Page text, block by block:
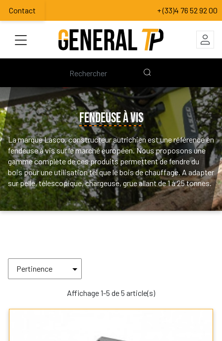
Contact + (33)4 76 52 92 00
FENDEUSE À VIS
La marque Lasco, constructeur autrichien est une référence en
fendeuse à vis sur le marché européen. Nous proposons une
gamme complète de ces produits permettent de fendre du
bois pour une utilisation tel que le bois de chauffage. A adapter
sur pelle, télescopique, chargeuse, grue allant de 1 à 25 tonnes.
Affichage 1-5 de 5 article(s)